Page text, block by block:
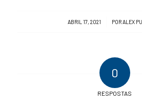
ABRIL 17, 2021
/ PORALEX
0
RESPOSTAS